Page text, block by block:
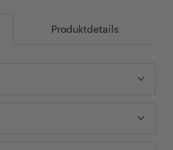
Produktdetails